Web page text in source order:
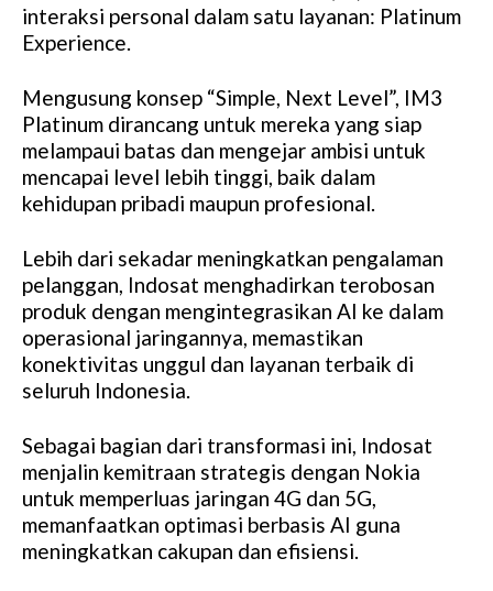
interaksi personal dalam satu layanan: Platinum
Experience.
Mengusung konsep “Simple, Next Level”, IM3
Platinum dirancang untuk mereka yang siap
melampaui batas dan mengejar ambisi untuk
mencapai level lebih tinggi, baik dalam
kehidupan pribadi maupun profesional.
Lebih dari sekadar meningkatkan pengalaman
pelanggan, Indosat menghadirkan terobosan
produk dengan mengintegrasikan AI ke dalam
operasional jaringannya, memastikan
konektivitas unggul dan layanan terbaik di
seluruh Indonesia.
Sebagai bagian dari transformasi ini, Indosat
menjalin kemitraan strategis dengan Nokia
untuk memperluas jaringan 4G dan 5G,
memanfaatkan optimasi berbasis AI guna
meningkatkan cakupan dan efisiensi.